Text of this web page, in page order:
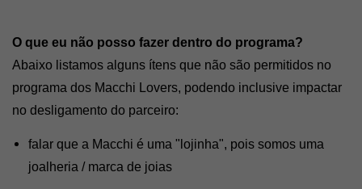
O que eu não posso fazer dentro do programa?
Abaixo listamos alguns ítens que não são permitidos no
programa dos Macchi Lovers, podendo inclusive impactar
no desligamento do parceiro:
falar que a Macchi é uma "lojinha", pois somos uma
joalheria / marca de joias